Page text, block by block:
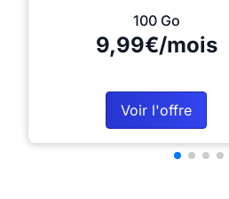
100 Go
9,99€/mois
Voir l'offre